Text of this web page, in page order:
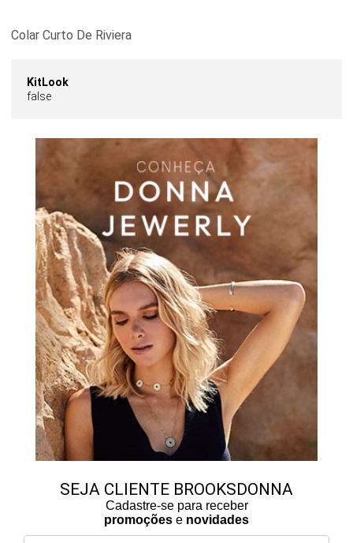
Colar Curto De Riviera
KitLook
false
SEJA CLIENTE BROOKSDONNA
Cadastre-se para receber
promoções e novidades